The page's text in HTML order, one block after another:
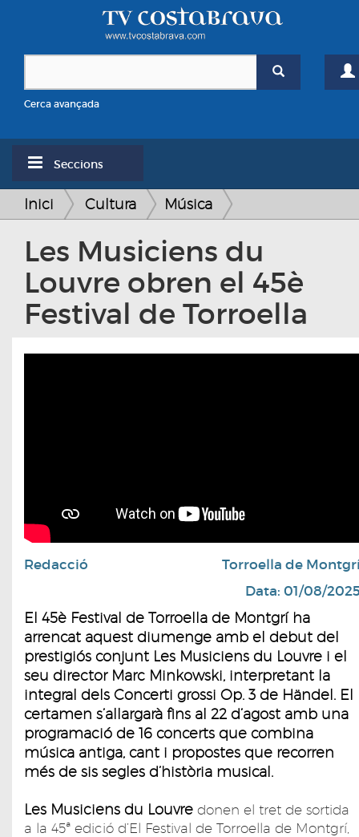
Cerca avançada
Seccions
Inici Cultura Música
Les Musiciens du
Louvre obren el 45è
Festival de Torroella
Redacció
Torroella de
Data: 01/08/
El 45è Festival de Torroella de Montgrí ha
arrencat aquest diumenge amb el debut del
prestigiós conjunt Les Musiciens du Louvre i el
seu director Marc Minkowski, interpretant la
integral dels Concerti grossi Op. 3 de Händel. El
certamen s’allargarà fins al 22 d’agost amb una
programació de 16 concerts que combina
música antiga, cant i propostes que recorren
més de sis segles d’història musical.
Les Musiciens du Louvre donen el tret de sortida
a la 45ª edició d’El Festival de Torroella de Montgrí,